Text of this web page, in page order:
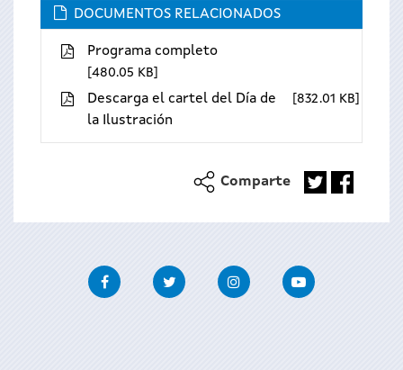
DOCUMENTOS RELACIONADOS
Programa completo
480.05 KB
Descarga el cartel del Día de
la Ilustración
832.01 KB
Comparte
FacebookTwitter InstagramYoutube